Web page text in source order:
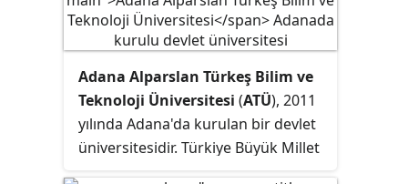
Gazete'de yayımlanan karar
uyarınca, 7 fakülte, 1 yüksekokul ve
4 enstitü ile 1 konservatuvarla
kurulmuş, 2011-2012 Öğretim
yılında öğrenci alımına başlamıştır.
Adana Alparslan Türkeş Bilim ve
Teknoloji Üniversitesi (ATÜ), 2011
yılında Adana'da kurulan bir devlet
üniversitesidir. Türkiye Büyük Millet